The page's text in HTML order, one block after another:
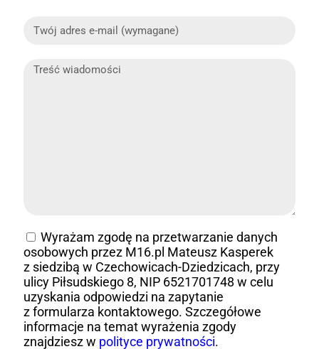
Wyrażam zgodę na przetwarzanie danych
osobowych przez M16.pl Mateusz Kasperek
z siedzibą w Czechowicach-Dziedzicach, przy
ulicy Piłsudskiego 8, NIP 6521701748 w celu
uzyskania odpowiedzi na zapytanie
z formularza kontaktowego. Szczegółowe
informacje na temat wyrażenia zgody
znajdziesz w polityce prywatności.